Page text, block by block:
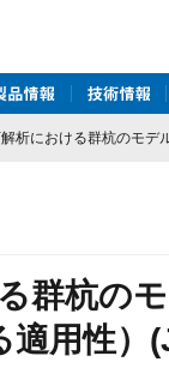
析における群杭のモデ
群杭の
適用性）